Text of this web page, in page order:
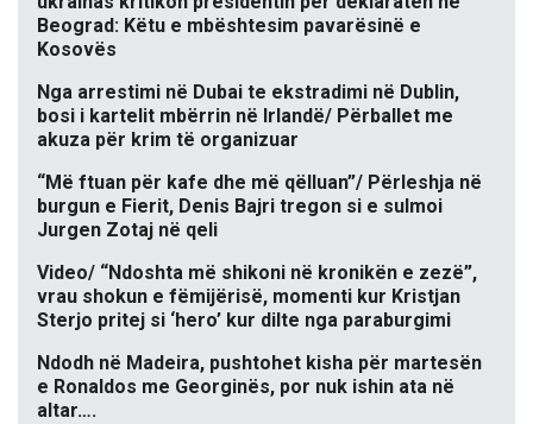
Beograd: Këtu e mbështesim pavarësinë e
Kosovës
Nga arrestimi në Dubai te ekstradimi në Dublin,
bosi i kartelit mbërrin në Irlandë/ Përballet me
akuza për krim të organizuar
“Më ftuan për kafe dhe më qëlluan”/ Përleshja në
burgun e Fierit, Denis Bajri tregon si e sulmoi
Jurgen Zotaj në qeli
Video/ “Ndoshta më shikoni në kronikën e zezë”,
vrau shokun e fëmijërisë, momenti kur Kristjan
Sterjo pritej si ‘hero’ kur dilte nga paraburgimi
Ndodh në Madeira, pushtohet kisha për martesën
e Ronaldos me Georginës, por nuk ishin ata në
altar….